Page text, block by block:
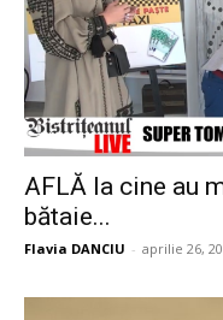
AFLĂ la cine au
bătaie...
Flavia DANCIU - aprilie 26,